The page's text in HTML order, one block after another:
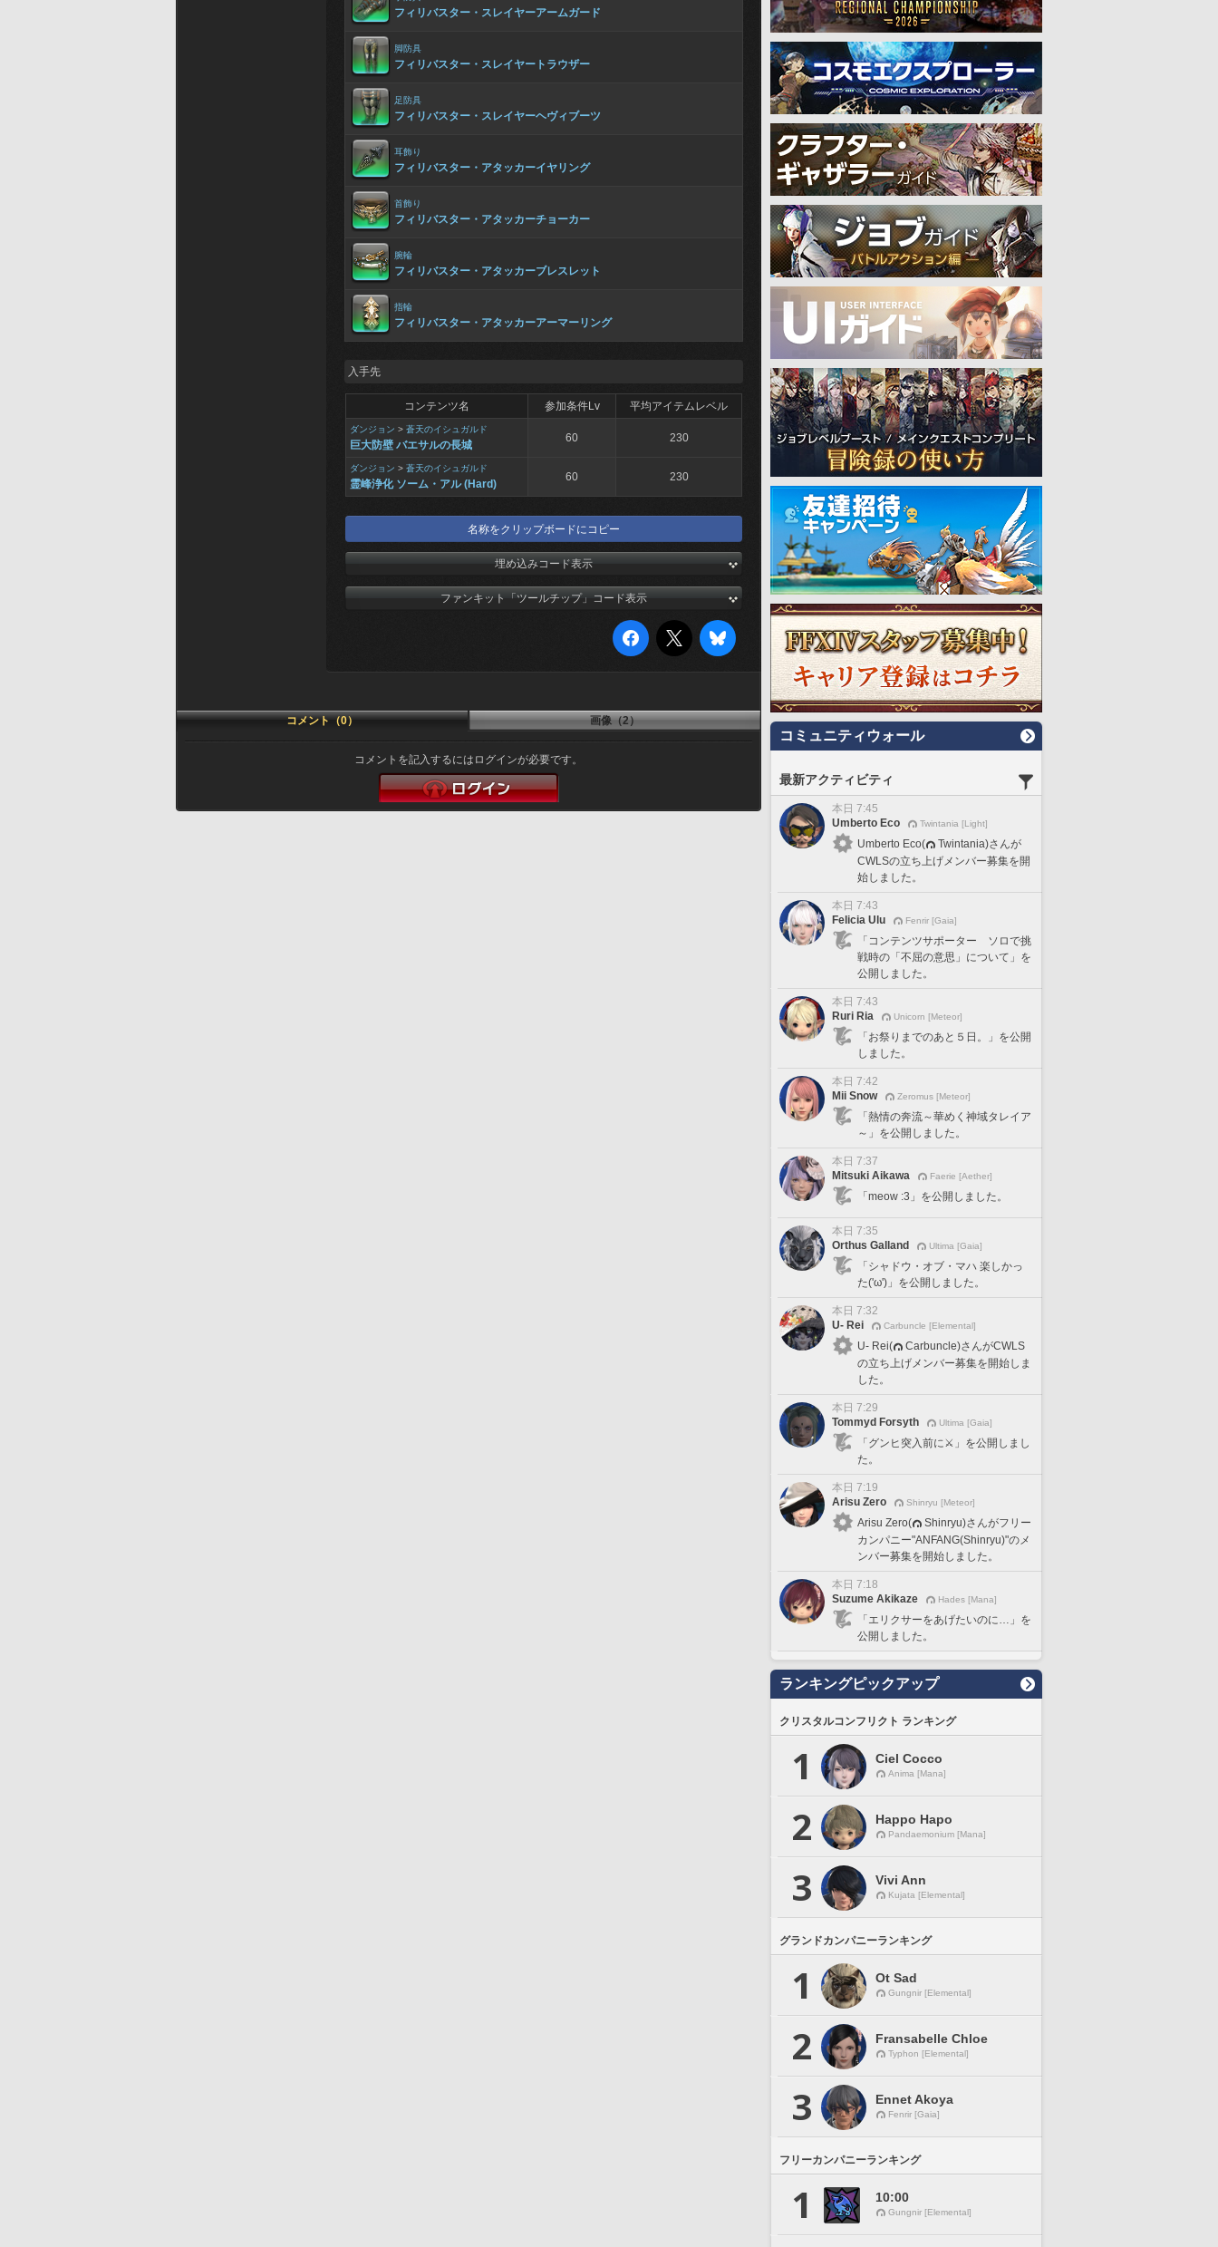
フィリバスター・スレイヤーアームガード
脚防具
フィリバスター・スレイヤートラウザー
足防具
フィリバスター・スレイヤーヘヴィブーツ
耳飾り
フィリバスター・アタッカーイヤリング
首飾り
フィリバスター・アタッカーチョーカー
腕輪
フィリバスター・アタッカーブレスレット
指輪
フィリバスター・アタッカーアーマーリング
入手先
コンテンツ名 参加条件Lv 平均アイテムレベル
ダンジョン > 蒼天のイシュガルド
巨大防壁 バエサルの長城
60 230
ダンジョン > 蒼天のイシュガルド
霊峰浄化 ソーム・アル (Hard)
60 230
名称をクリップボードにコピー
埋め込みコード表示
ファンキット「ツールチップ」コード表示
コメント（0） 画像（2）
コメントを記入するにはログインが必要です。
コミュニティウォール
最新アクティビティ
本日 7:45
Umberto Eco
Twintania [Light]
Umberto Eco(
Twintania)さんが
CWLSの立ち上げメンバー募集を開
始しました。
本日 7:43
Felicia Ulu
Fenrir [Gaia]
「コンテンツサポーター ソロで挑
戦時の「不屈の意思」について」を
公開しました。
本日 7:43
Ruri Ria
Unicorn [Meteor]
「お祭りまでのあと５日。」を公開
しました。
本日 7:42
Mii Snow
Zeromus [Meteor]
「熱情の奔流～華めく神域タレイア
～」を公開しました。
本日 7:37
Mitsuki Aikawa
Faerie [Aether]
「meow :3」を公開しました。
本日 7:35
Orthus Galland
Ultima [Gaia]
「シャドウ・オブ・マハ 楽しかっ
た('ω')」を公開しました。
本日 7:32
U- Rei
Carbuncle [Elemental]
U- Rei(
Carbuncle)さんがCWLS
の立ち上げメンバー募集を開始しま
した。
本日 7:29
Tommyd Forsyth
Ultima [Gaia]
「グンヒ突入前に⚔️」を公開しまし
た。
本日 7:19
Arisu Zero
Shinryu [Meteor]
Arisu Zero(
Shinryu)さんがフリー
カンパニー"ANFANG(Shinryu)"のメ
ンバー募集を開始しました。
本日 7:18
Suzume Akikaze
Hades [Mana]
「エリクサーをあげたいのに…」を
公開しました。
ランキングピックアップ
クリスタルコンフリクト ランキング
1 Ciel Cocco
Anima [Mana]
2 Happo Hapo
Pandaemonium [Mana]
3 Vivi Ann
Kujata [Elemental]
グランドカンパニーランキング
1 Ot Sad
Gungnir [Elemental]
2 Fransabelle Chloe
Typhon [Elemental]
3 Ennet Akoya
Fenrir [Gaia]
フリーカンパニーランキング
1 10:00
Gungnir [Elemental]